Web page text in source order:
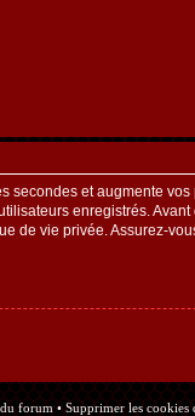
secondes et augmente vos
enregistrés. Avant
de vie privée. Assurez-
forum • Supprimer les cookies